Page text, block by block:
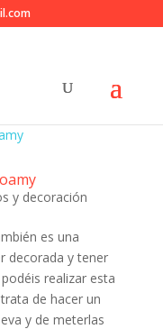
y decoración
es una
decorada y tener
realizar esta
de hacer un
y de meterlas